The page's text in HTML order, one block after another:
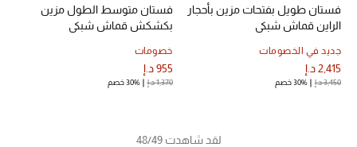
فستان طويل بفتحات مزين بأحجار
الراين قماش شبكي
جديد في الخصومات
2,415 د.إ
3,450 د.إ 30% خصم
فستان متوسط الطول مزين
بكشكش قماش شبكي
خصومات
955 د.إ
1,370 د.إ 30% خصم
لقد شاهدت 48/49